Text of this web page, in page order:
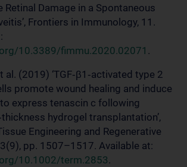
Retinal Damage in a Spontaneous
Frontiers in Immunology, 11.
10.3389/fimmu.2020.02071 .
al. (2019) ‘TGF‐β1‐activated type 2
promote wound healing and induce
express tenascin c following
hydrogel transplantation’,
Engineering and Regenerative
pp. 1507–1517. Available at:
10.1002/term.2853.